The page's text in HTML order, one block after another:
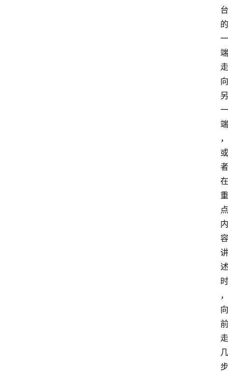
台
的
一
端
走
向
另
一
端
，
或
者
在
重
点
内
容
讲
述
时
，
向
前
走
几
步